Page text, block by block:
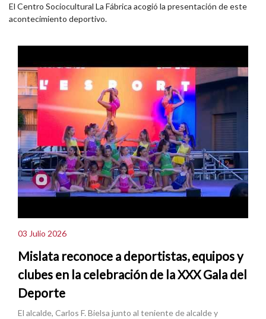
El Centro Sociocultural La Fábrica acogió la presentación de este
acontecimiento deportivo.
03 Julio 2026
Mislata reconoce a deportistas, equipos y
clubes en la celebración de la XXX Gala del
Deporte
El alcalde, Carlos F. Bielsa junto al teniente de alcalde y